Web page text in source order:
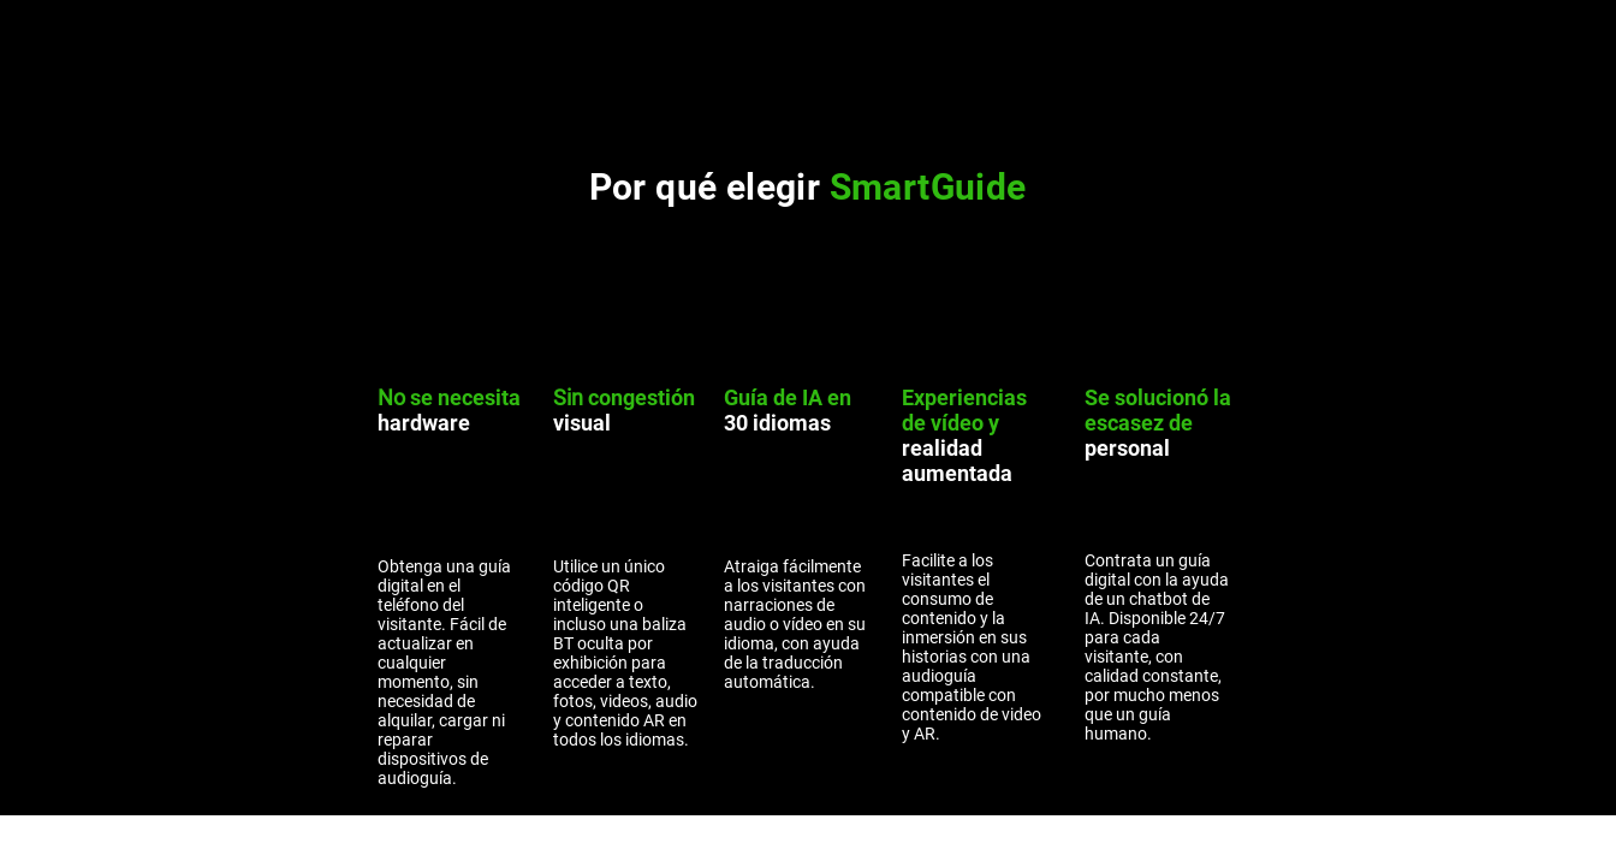
Por qué elegir SmartGuide
Nose necesita
hardware
Sincongestión
visual
Guía de IA en
30 idiomas
Experiencias
de vídeo y
realidad
aumentada
Se solucionó la
escasez de
personal
Obtenga una guía
digital en el
teléfono del
visitante. Fácil de
actualizar en
cualquier
momento, sin
necesidad de
alquilar, cargar ni
reparar
dispositivos de
audioguía.
Utilice un único
código QR
inteligente o
incluso una baliza
BT oculta por
exhibición para
acceder a texto,
fotos, videos, audio
y contenido AR en
todos los idiomas.
Atraiga fácilmente
a los visitantes con
narraciones de
audio o vídeo en su
idioma, con ayuda
de la traducción
automática.
Facilite a los
visitantes el
consumo de
contenido y la
inmersión en sus
historias con una
audioguía
compatible con
contenido de video
y AR.
Contrata un guía
digital con la ayuda
de un chatbot de
IA. Disponible 24/7
para cada
visitante, con
calidad constante,
por mucho menos
que un guía
humano.